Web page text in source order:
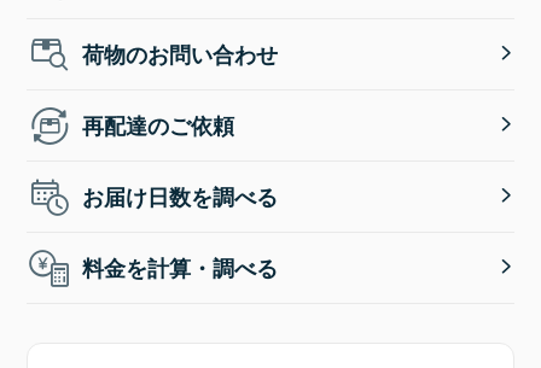
荷物のお問い合わせ
再配達のご依頼
お届け日数を調べる
料金を計算・調べる